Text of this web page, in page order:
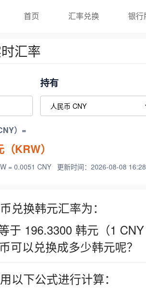
首页 汇率兑换 银行
汇率
持有
）=
KRW）
= 0.0051 CNY 更新时间：2026-08-08
兑换韩元汇率为：
于 196.3300 韩元（1
可以兑换成多少韩元呢？
以下公式进行计算：